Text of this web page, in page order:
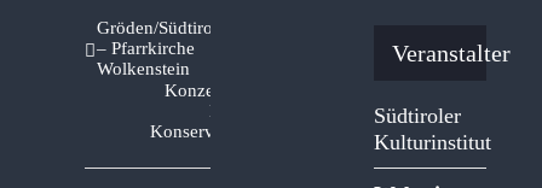
Gröden/Südtirol
– Pfarrkirche
Wolkenstein
Konzertverein
Bozen –
Konservatorium
Veranstalter
Südtiroler
Kulturinstitut